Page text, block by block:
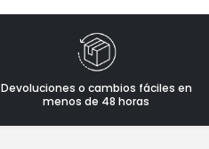
Devoluciones o cambios fáciles en
menos de 48 horas